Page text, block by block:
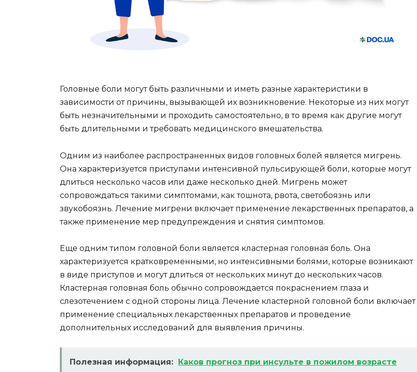
Головные боли могут быть различными и иметь разные характеристики в
зависимости от причины, вызывающей их возникновение. Некоторые из них могут
быть незначительными и проходить самостоятельно, в то время как другие могут
быть длительными и требовать медицинского вмешательства.
Одним из наиболее распространенных видов головных болей является мигрень.
Она характеризуется приступами интенсивной пульсирующей боли, которые могут
длиться несколько часов или даже несколько дней. Мигрень может
сопровождаться такими симптомами, как тошнота, рвота, светобоязнь или
звукобоязнь. Лечение мигрени включает применение лекарственных препаратов, а
также применение мер предупреждения и снятия симптомов.
Еще одним типом головной боли является кластерная головная боль. Она
характеризуется кратковременными, но интенсивными болями, которые возникают
в виде приступов и могут длиться от нескольких минут до нескольких часов.
Кластерная головная боль обычно сопровождается покраснением глаза и
слезотечением с одной стороны лица. Лечение кластерной головной боли включает
применение специальных лекарственных препаратов и проведение
дополнительных исследований для выявления причины.
Полезная информация: Каков прогноз при инсульте в пожилом возрасте